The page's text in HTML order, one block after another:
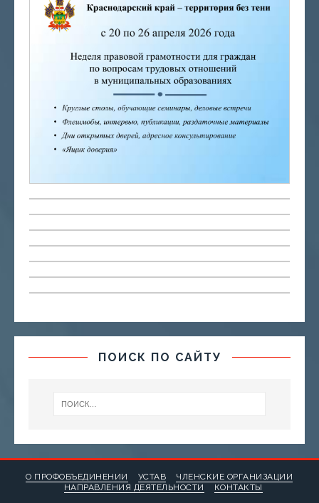
ПОИСК ПО САЙТУ
О ПРОФОБЪЕДИНЕНИИ УСТАВ
ЧЛЕНСКИЕ ОРГАНИЗАЦИИ
НАПРАВЛЕНИЯ ДЕЯТЕЛЬНОСТИ
КОНТАКТЫ